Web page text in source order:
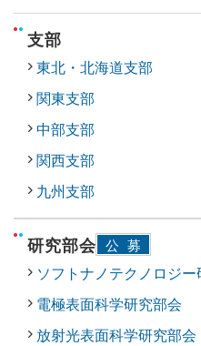
支部
東北・北海道支部
関東支部
中部支部
関西支部
九州支部
研究部会 公募
ソフトナノテクノロジー
電極表面科学研究部会
放射光表面科学研究部会